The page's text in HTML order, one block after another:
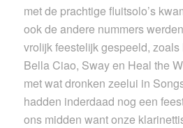
met de prachtige fluitsolo’s
ook de andere nummers
vrolijk feestelijk gespeeld,
Bella Ciao, Sway en Heal the
met wat dronken zeelui in
hadden inderdaad nog een
ons midden want onze